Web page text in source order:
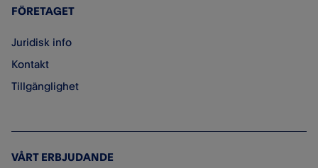
FÖRETAGET
Juridisk info
Kontakt
Tillgänglighet
VÅRT ERBJUDANDE